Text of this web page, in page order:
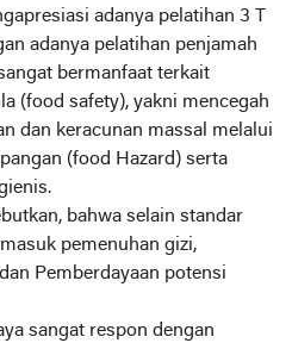
adanya pelatihan 3 T
adanya pelatihan penjamah
bermanfaat terkait
(food safety), yakni mencegah
dan keracunan massal melalui
(food Hazard) serta
bahwa selain standar
pemenuhan gizi,
Pemberdayaan potensi
sangat respon dengan